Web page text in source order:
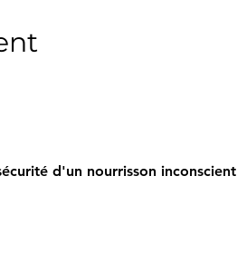
d'un nourrisson inconscient